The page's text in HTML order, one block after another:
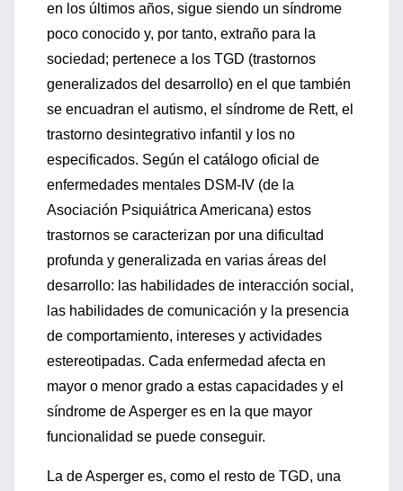
en los últimos años, sigue siendo un síndrome
poco conocido y, por tanto, extraño para la
sociedad; pertenece a los TGD (trastornos
generalizados del desarrollo) en el que también
se encuadran el autismo, el síndrome de Rett, el
trastorno desintegrativo infantil y los no
especificados. Según el catálogo oficial de
enfermedades mentales DSM-IV (de la
Asociación Psiquiátrica Americana) estos
trastornos se caracterizan por una dificultad
profunda y generalizada en varias áreas del
desarrollo: las habilidades de interacción social,
las habilidades de comunicación y la presencia
de comportamiento, intereses y actividades
estereotipadas. Cada enfermedad afecta en
mayor o menor grado a estas capacidades y el
síndrome de Asperger es en la que mayor
funcionalidad se puede conseguir.
La de Asperger es, como el resto de TGD, una